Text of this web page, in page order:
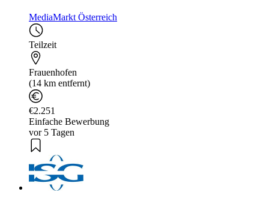
MediaMarkt Österreich
Teilzeit
Frauenhofen
(14 km entfernt)
€2.251
Einfache Bewerbung
vor 5 Tagen